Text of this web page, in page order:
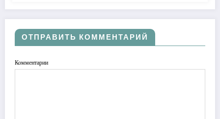
ОТПРАВИТЬ КОММЕНТАРИЙ
Комментарии